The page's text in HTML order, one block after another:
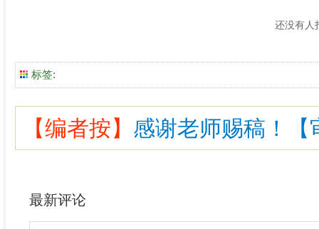
还没有人
标签:
【编者按】 感谢老师赐稿！【
最新评论